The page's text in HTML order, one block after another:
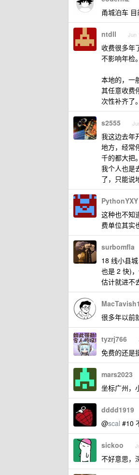
甬城泊车
ntdll Jun
收费很多年
不影响年检。
本地的，一
其任意收费
次性补齐了。
s2555
我这边去年
地方，经常
千的都大把。
我个人也是
了，只能说
PythonYXY
这种也不知
费单位其实
surbomfla
18 线小县
也是 2 快)
估计就进不
很多年以前
tyzrj766
免费的还是
mars2023
坐标广州，
dddd1919
@scal #10
sickoo
不好意思，